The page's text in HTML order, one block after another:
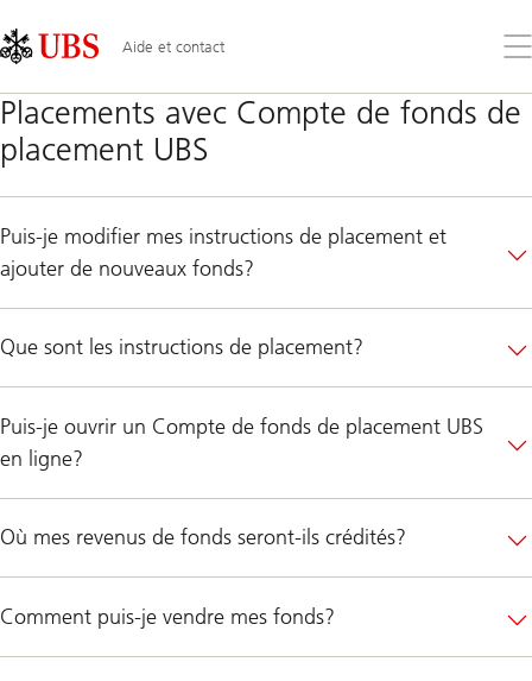
Links
Area
Aide et contact
le
Placements avec Compte de fonds de
placement UBS
Puis-je modifier mes instructions de placement et
ajouter de nouveaux fonds?
Que sont les instructions de placement?
Puis-je ouvrir un Compte de fonds de placement UBS
en ligne?
Où mes revenus de fonds seront-ils crédités?
Comment puis-je vendre mes fonds?